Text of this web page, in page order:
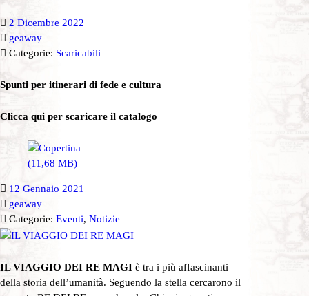
2 Dicembre 2022
geaway
Categorie: Scaricabili
Spunti per itinerari di fede e cultura
Clicca qui per scaricare il catalogo
12 Gennaio 2021
geaway
Categorie: Eventi, Notizie
IL VIAGGIO DEI RE MAGI è tra i più affascinanti
della storia dell’umanità. Seguendo la stella cercarono il